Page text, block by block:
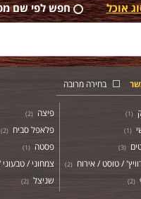
אוכל חפש לפי שם
בחירה מרובה
(
1
)
(
1
)
(
3
)
/ טוסט / אירוח (
2
)
(
2
)
פיצה (
2
)
פלאפל סביח (
2
)
פסטה (
1
)
צמחוני / טבעוני
שניצל (
2
)